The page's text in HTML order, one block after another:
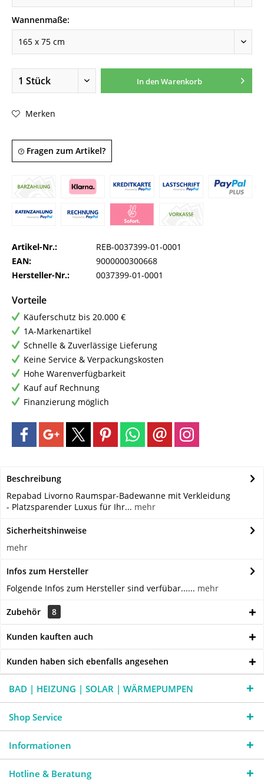
Wannenmaße:
In denWarenkorb
Merken
Fragen zum Artikel?
Artikel-Nr.:
REB-0037399-01-0001
EAN:
9000000300668
Hersteller-Nr.:
0037399-01-0001
Vorteile
Käuferschutz bis 20.000 €
1A-Markenartikel
Schnelle & Zuverlässige Lieferung
Keine Service & Verpackungskosten
Hohe Warenverfügbarkeit
Kauf auf Rechnung
Finanzierung möglich
Beschreibung
Repabad Livorno Raumspar-Badewanne mit Verkleidung
- Platzsparender Luxus für Ihr... mehr
Sicherheitshinweise
mehr
Infos zum Hersteller
Folgende Infos zum Hersteller sind verfübar...... mehr
Zubehör 8
Kunden kauften auch
Kunden haben sich ebenfalls angesehen
BAD | HEIZUNG | SOLAR | WÄRMEPUMPEN
Shop Service
Informationen
Hotline & Beratung